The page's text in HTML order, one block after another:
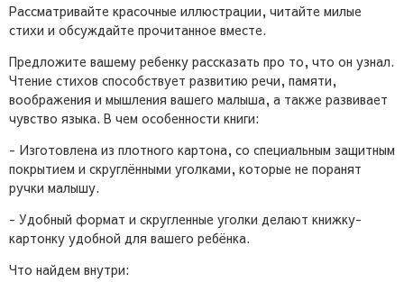
Рассматривайте красочные иллюстрации, читайте милые
стихи и обсуждайте прочитанное вместе.
Предложите вашему ребенку рассказать про то, что он узнал.
Чтение стихов способствует развитию речи, памяти,
воображения и мышления вашего малыша, а также развивает
чувство языка. В чем особенности книги:
- Изготовлена из плотного картона, со специальным защитным
покрытием и скруглёнными уголками, которые не поранят
ручки малышу.
- Удобный формат и скругленные уголки делают книжку-
картонку удобной для вашего ребёнка.
Что найдем внутри: